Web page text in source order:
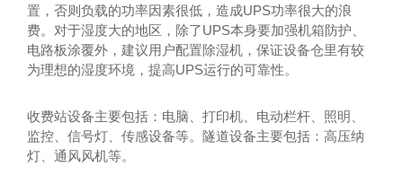
置，否则负载的功率因素很低，造成UPS功率很大的浪
费。对于湿度大的地区，除了UPS本身要加强机箱防护、
电路板涂覆外，建议用户配置除湿机，保证设备仓里有较
为理想的湿度环境，提高UPS运行的可靠性。
收费站设备主要包括：电脑、打印机、电动栏杆、照明、
监控、信号灯、传感设备等。隧道设备主要包括：高压纳
灯、通风风机等。